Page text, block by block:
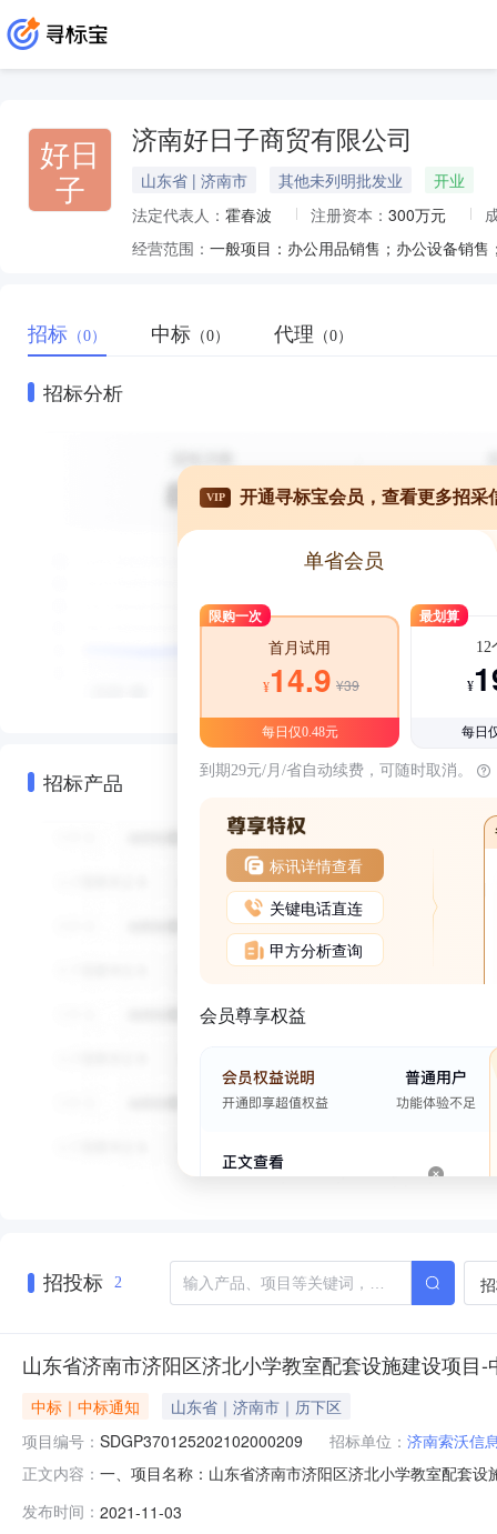
好日
子
济南好日子商贸有限公司
山东省 | 济南市 其他未列明批发业
开业
法定代表人： 霍春波 注册资本： 300万元
经营范围：
招标 （0） 中标 （0） 代理 （0）
招标分析
招标产品
VIP 开通寻标宝会员，查看更多招采
单省会员
限购一次
首月试用
¥14.9 ¥39
每日仅0.48元
最划算
12
¥
每日
到期29元/月/省自动续费，可随时取消。
标讯详情查看
关键电话直连
甲方分析查询
会员尊享权益
招投标 2
山东省济南市济阳区济北小学教室配套设施建设项目-
中标｜中标通知
山东省｜济南市｜历下区
项目编号： SDGP370125202102000209 招标单位： 济南索沃信
正文内容： 一、项目名称：山东省济南市济阳区济北小学教室配套
结果序号供应商名称中标价（总价（元）)中标人地址其
发布时间： 2021-11-03